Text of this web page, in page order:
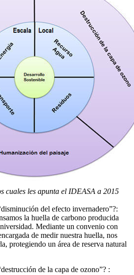
cuales les apunta el IDEASA a 2015
del efecto invernadero”?:
la huella de carbono producida
Mediante un convenio con
de medir nuestra huella, nos
protegiendo un área de reserva natural
de la capa de ozono”? :